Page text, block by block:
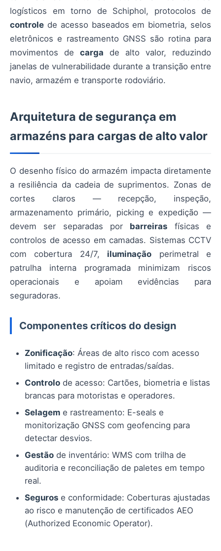
logísticos em torno de Schiphol, protocolos de
controle de acesso baseados em biometria, selos
eletrônicos e rastreamento GNSS são rotina para
movimentos de carga de alto valor, reduzindo
janelas de vulnerabilidade durante a transição entre
navio, armazém e transporte rodoviário.
Arquitetura de segurança em
armazéns para cargas de alto valor
O desenho físico do armazém impacta diretamente
a resiliência da cadeia de suprimentos. Zonas de
cortes claros — recepção, inspeção,
armazenamento primário, picking e expedição —
devem ser separadas por barreiras físicas e
controlos de acesso em camadas. Sistemas CCTV
com cobertura 24/7, iluminação perimetral e
patrulha interna programada minimizam riscos
operacionais e apoiam evidências para
seguradoras.
Componentes críticos do design
Zonificação: Áreas de alto risco com acesso
limitado e registro de entradas/saídas.
Controlo de acesso: Cartões, biometria e listas
brancas para motoristas e operadores.
Selagem e rastreamento: E-seals e
monitorização GNSS com geofencing para
detectar desvios.
Gestão de inventário: WMS com trilha de
auditoria e reconciliação de paletes em tempo
real.
Seguros e conformidade: Coberturas ajustadas
ao risco e manutenção de certificados AEO
(Authorized Economic Operator).